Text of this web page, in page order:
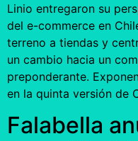
Linio entregaron su
del e-commerce en
terreno a tiendas y
un cambio hacia un
preponderante.
en la quinta versión de
Falabella